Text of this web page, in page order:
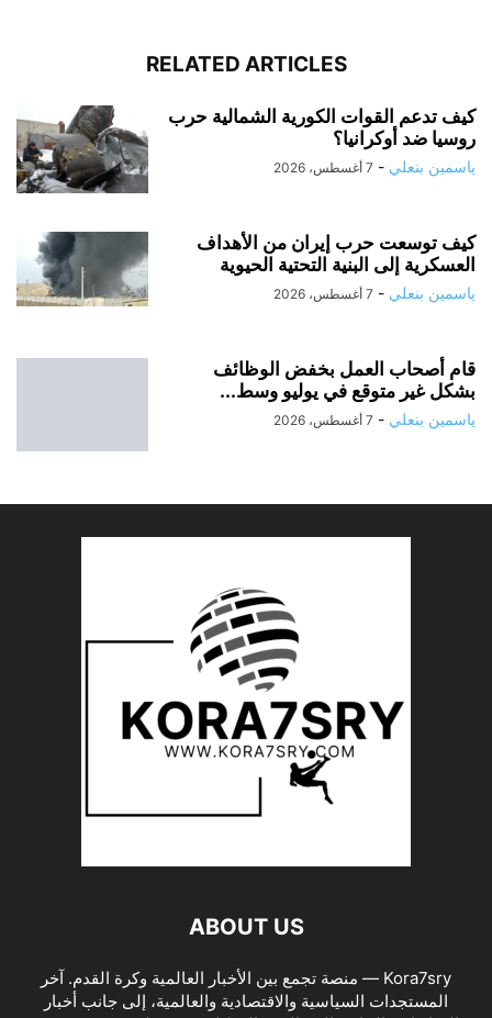
RELATED ARTICLES
كيف تدعم القوات الكورية الشمالية حرب
روسيا ضد أوكرانيا؟
ياسمين بنعلي - 7 أغسطس، 2026
كيف توسعت حرب إيران من الأهداف
العسكرية إلى البنية التحتية الحيوية
ياسمين بنعلي - 7 أغسطس، 2026
قام أصحاب العمل بخفض الوظائف
بشكل غير متوقع في يوليو وسط...
ياسمين بنعلي - 7 أغسطس، 2026
ABOUT US
Kora7sry — منصة تجمع بين الأخبار العالمية وكرة القدم. آخر
المستجدات السياسية والاقتصادية والعالمية، إلى جانب أخبار